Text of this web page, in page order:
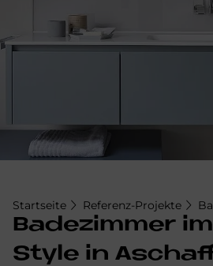
Startseite Referenz-Projekte
Ba­de­zim­mer
Style in